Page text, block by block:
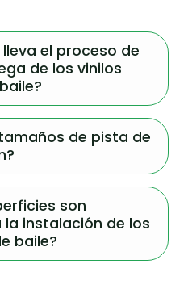
el proceso de
de los vinilos
de pista de
son
instalación de los
baile?